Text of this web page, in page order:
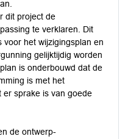
dit project de
te verklaren. Dit
het wijzigingsplan en
gelijktijdig worden
is onderbouwd dat de
is met het
er sprake is van goede
de ontwerp-